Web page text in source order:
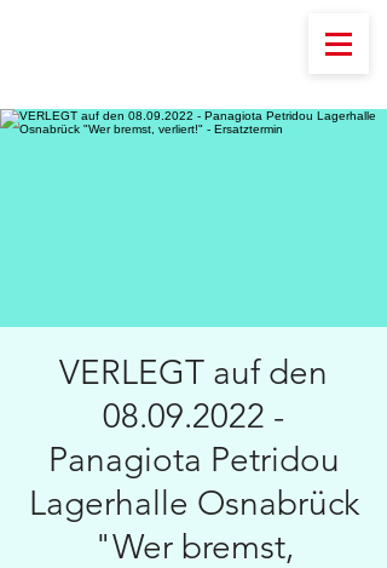
VERLEGT auf den
08.09.2022 -
Panagiota Petridou
Lagerhalle Osnabrück
"Wer bremst,